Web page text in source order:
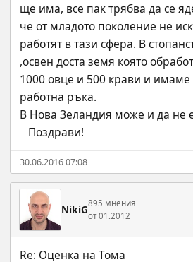
ще има, все пак трябва да се
че от младото поколение не
работят в тази сфера. В
,освен доста земя която
1000 овце и 500 крави и имаме
работна ръка.
В Нова Зеландия може и да не
   Поздрави!
30.06.2016 07:08
NikiG895 мнения
от 01.2012